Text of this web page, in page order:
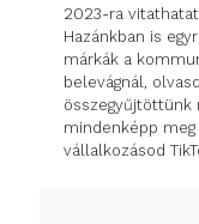
2023-ra
Hazánkban is
márkák a
belevágnál,
összegyűjtöttünk
mindenképp
vállalkozásod